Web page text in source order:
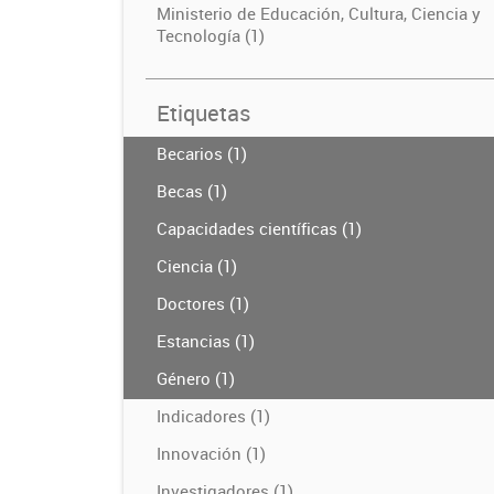
Ministerio de Educación, Cultura, Ciencia y
Tecnología (1)
Etiquetas
Becarios (1)
Becas (1)
Capacidades científicas (1)
Ciencia (1)
Doctores (1)
Estancias (1)
Género (1)
Indicadores (1)
Innovación (1)